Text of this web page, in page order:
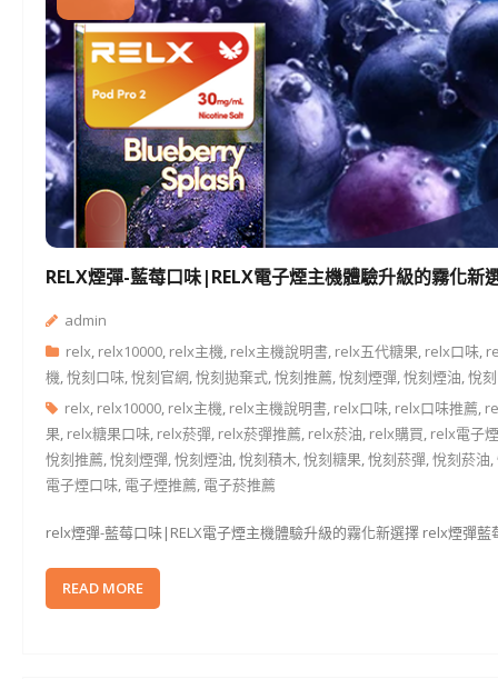
RELX煙彈-藍莓口味|RELX電子煙主機體驗升級的霧化新
admin
relx, relx10000, relx主機, relx主機說明書, relx五代糖果, relx口味,
機,悅刻口味,悅刻官網,悅刻拋棄式,悅刻推薦,悅刻煙彈,悅刻煙油,悅
relx, relx10000, relx主機, relx主機說明書, relx口味, relx口味推薦,
果, relx糖果口味, relx菸彈, relx菸彈推薦, relx菸油, relx購買, relx電子煙
悅刻推薦,悅刻煙彈,悅刻煙油,悅刻積木,悅刻糖果,悅刻菸彈,悅刻菸油,
電子煙口味, 電子煙推薦, 電子菸推薦
relx煙彈-藍莓口味|RELX電子煙主機體驗升級的霧化新選擇 relx煙彈
READ MORE